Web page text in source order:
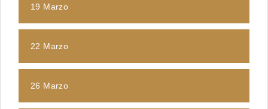
19 Marzo
22 Marzo
26 Marzo